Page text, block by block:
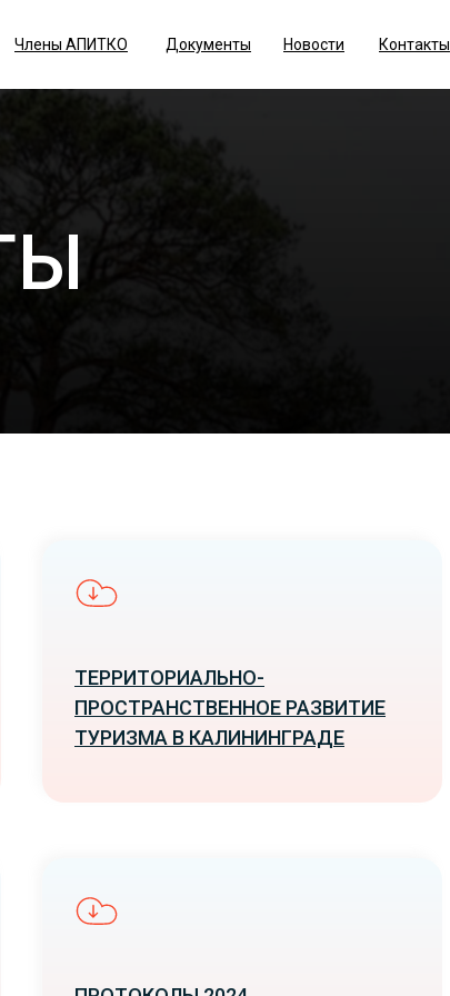
Члены АПИТКО Документы Новости Контакты
ТЕРРИТОРИАЛЬНО-
ПРОСТРАНСТВЕННОЕ РАЗВИТИЕ
ТУРИЗМА В КАЛИНИНГРАДЕ